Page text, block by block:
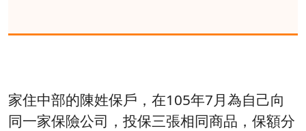
家住中部的陳姓保戶，在105年7月為自己向
同一家保險公司，投保三張相同商品，保額分